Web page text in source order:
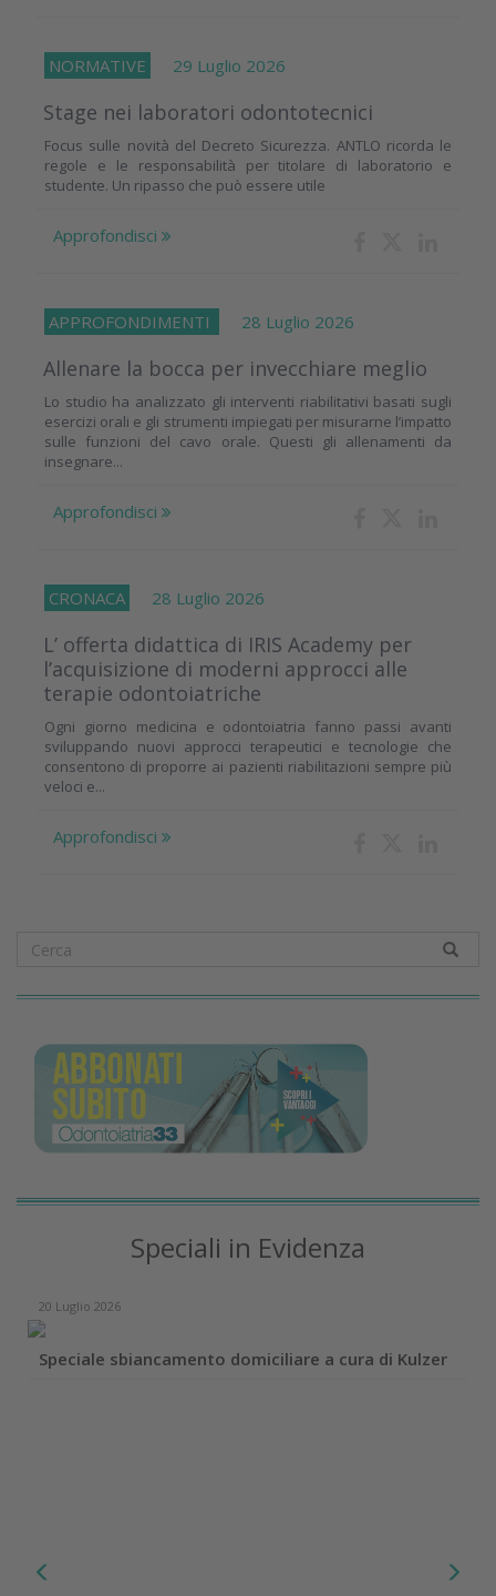
NORMATIVE 29 Luglio 2026
Stage nei laboratori odontotecnici
Focus sulle novità del Decreto Sicurezza. ANTLO ricorda le
regole e le responsabilità per titolare di laboratorio e
studente. Un ripasso che può essere utile
Approfondisci
APPROFONDIMENTI 28 Luglio 2026
Allenare la bocca per invecchiare meglio
Lo studio ha analizzato gli interventi riabilitativi basati sugli
esercizi orali e gli strumenti impiegati per misurarne l’impatto
sulle funzioni del cavo orale. Questi gli allenamenti da
insegnare...
Approfondisci
CRONACA 28 Luglio 2026
L’ offerta didattica di IRIS Academy per
l’acquisizione di moderni approcci alle
terapie odontoiatriche
Ogni giorno medicina e odontoiatria fanno passi avanti
sviluppando nuovi approcci terapeutici e tecnologie che
consentono di proporre ai pazienti riabilitazioni sempre più
veloci e...
Approfondisci
Speciali in Evidenza
20 Luglio 2026
Speciale sbiancamento domiciliare a cura di Kulzer